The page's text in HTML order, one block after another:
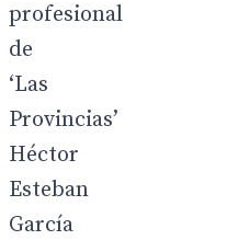
profesional
de
‘Las
Provincias’
Héctor
Esteban
García